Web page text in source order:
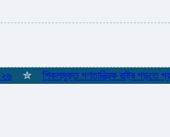
✮ শিকলমুক্ত গণতান্ত্রিক রাষ্ট্র গড়তে